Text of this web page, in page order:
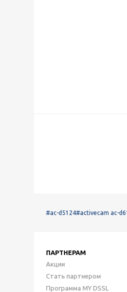
#ac-d5124#activecam ac-
ПАРТНЕРАМ
Акции
Стать партнером
Программа MY DSSL